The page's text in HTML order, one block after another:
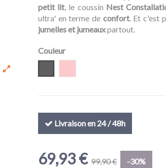
petit lit, le coussin Nest
ultra' en terme de confort. Et c'est
jumelles et jumeauxpartout.
Couleur
Livraison en 24 / 48h
69,93 € 99,90 € -30%